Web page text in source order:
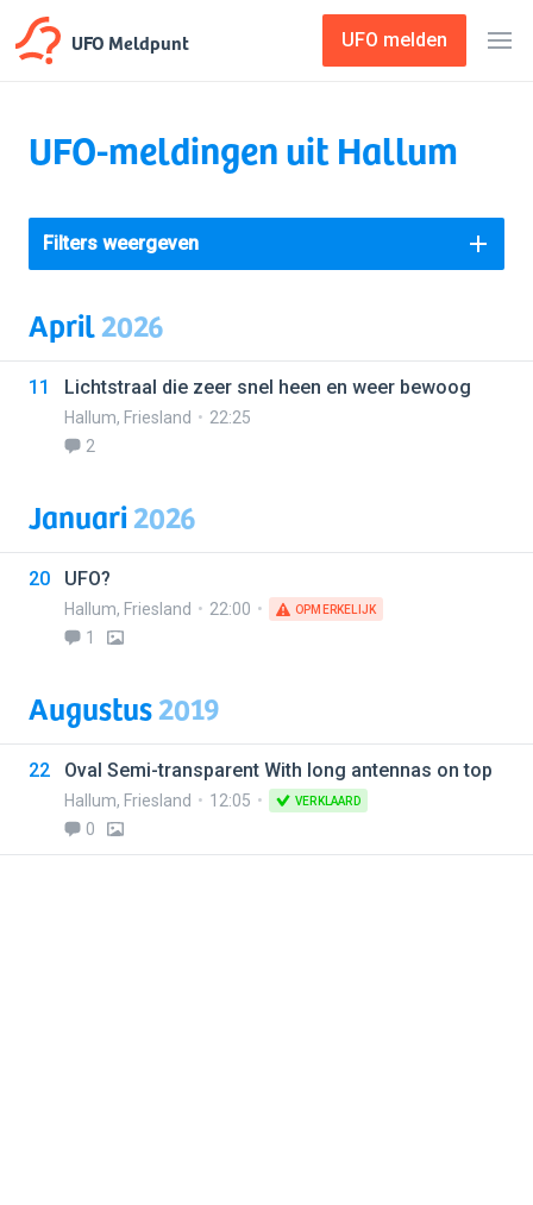
UFO Meldpunt UFO melden
UFO-meldingen uit Hallum
Filters weergeven
April2026
11 Lichtstraal die zeer snel heen en weer bewoog
Hallum, Friesland
22:25
2
Januari2026
20 UFO?
Hallum, Friesland 22:00 OPMERKELIJK
1
Augustus2019
22 Oval Semi-transparent With long antennas on top
Hallum, Friesland 12:05 VERKLAARD
0